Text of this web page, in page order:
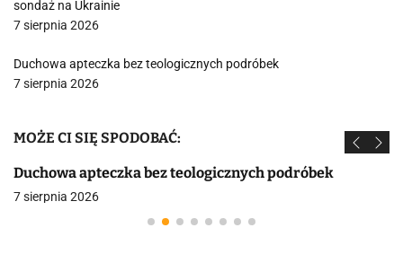
sondaż na Ukrainie
7 sierpnia 2026
Duchowa apteczka bez teologicznych podróbek
7 sierpnia 2026
MOŻE CI SIĘ SPODOBAĆ:
Duchowa apteczka bez teologicznych podróbek
7 sierpnia 2026